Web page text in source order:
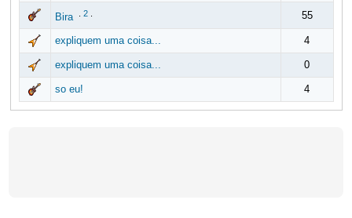
Bira 2. 55
expliquem uma coisa... 4
expliquem uma coisa... 0
so eu! 4